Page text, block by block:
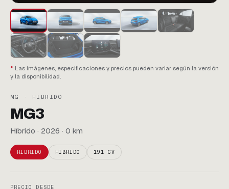
Las imágenes, especificaciones y precios pueden variar según la versión
y la disponibilidad.
MG · HÍBRIDO
MG3
Híbrido · 2026 · 0 km
HÍBRIDO HÍBRIDO 191 CV
PRECIO DESDE